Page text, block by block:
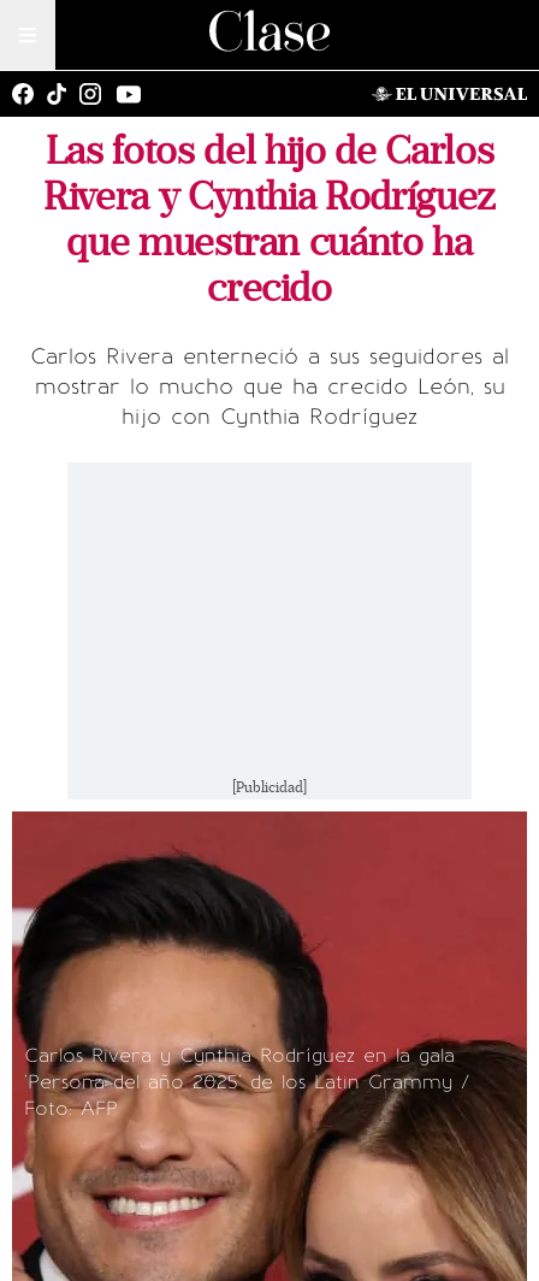
Las fotos del hijo de Carlos
Rivera y Cynthia Rodríguez
que muestran cuánto ha
crecido
Carlos Rivera enterneció a sus seguidores al
mostrar lo mucho que ha crecido León, su
hijo con Cynthia Rodríguez
[Publicidad]
Carlos Rivera y Cynthia Rodríguez en la gala
'Persona del año 2025' de los Latin Grammy /
Foto: AFP